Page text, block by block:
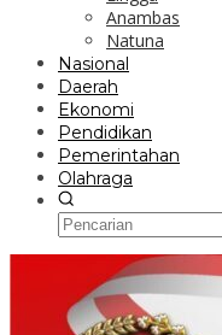
Anambas
Natuna
Nasional
Daerah
Ekonomi
Pendidikan
Pemerintahan
Olahraga